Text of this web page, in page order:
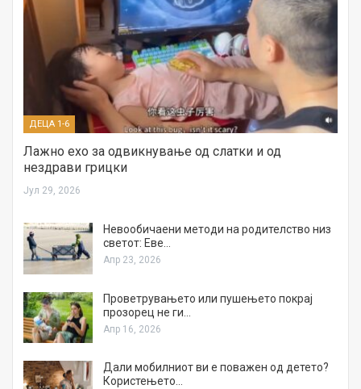
ДЕЦА 1-6
Лажно ехо за одвикнување од слатки и од
нездрави грицки
Јул 29, 2026
Невообичаени методи на родителство низ
светот: Еве…
Апр 23, 2026
Проветрувањето или пушењето покрај
прозорец не ги…
Апр 16, 2026
Дали мобилниот ви е поважен од детето?
Користењето…